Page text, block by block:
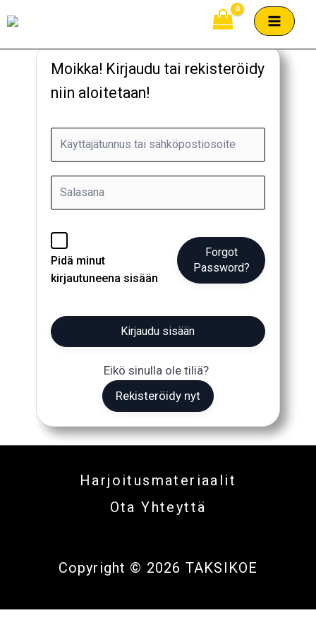
sisältöön
Moikka! Kirjaudu tai rekisteröidy
niin aloitetaan!
Pidä minut
kirjautuneena sisään
Forgot
Password?
Kirjaudu sisään
Eikö sinulla ole tiliä?
Rekisteröidy nyt
Harjoitusmateriaalit
Ota Yhteyttä
Copyright © 2026 TAKSIKOE